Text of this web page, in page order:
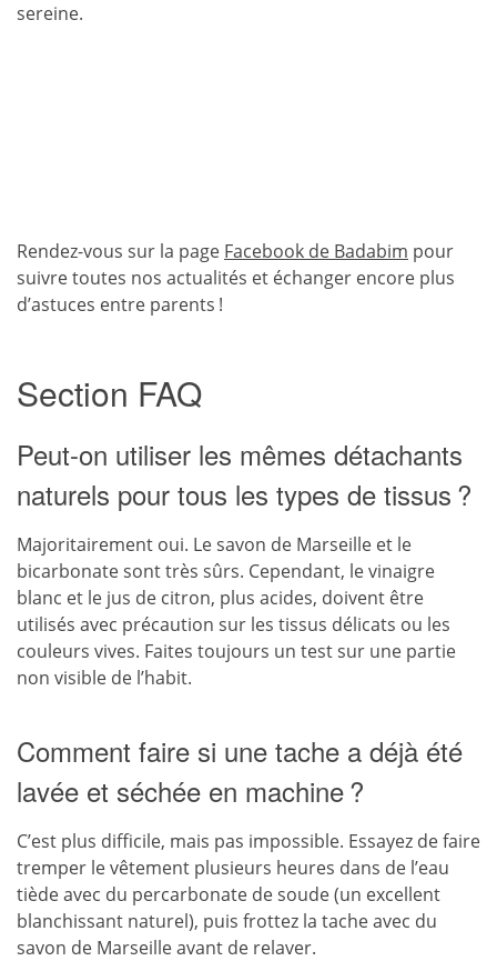
sereine.
Rendez-vous sur la page Facebook de Badabim pour
suivre toutes nos actualités et échanger encore plus
d’astuces entre parents !
Section FAQ
Peut-on utiliser les mêmes détachants
naturels pour tous les types de tissus ?
Majoritairement oui. Le savon de Marseille et le
bicarbonate sont très sûrs. Cependant, le vinaigre
blanc et le jus de citron, plus acides, doivent être
utilisés avec précaution sur les tissus délicats ou les
couleurs vives. Faites toujours un test sur une partie
non visible de l’habit.
Comment faire si une tache a déjà été
lavée et séchée en machine ?
C’est plus difficile, mais pas impossible. Essayez de faire
tremper le vêtement plusieurs heures dans de l’eau
tiède avec du percarbonate de soude (un excellent
blanchissant naturel), puis frottez la tache avec du
savon de Marseille avant de relaver.